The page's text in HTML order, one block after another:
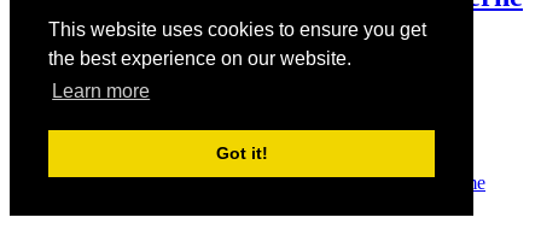
This website uses cookies to ensure you get
the best experience on our website.
Learn more
Got it!
Zahntechnik
Der Valentinstag am 14. Februar
© Copyright 2026Manuelas bunte Welt· Designed byTheme